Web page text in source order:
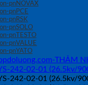
NOVAX
PCE
RSK
SOLO
TESTO
VALUE
YATO